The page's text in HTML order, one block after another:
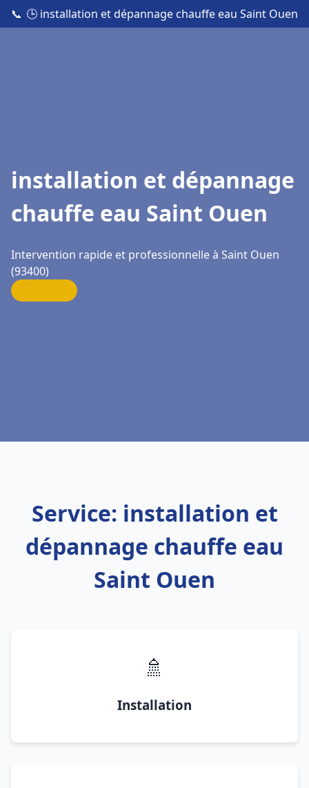
📞 🕒 installation et dépannage chauffe eau Saint Ouen
installation et dépannage
chauffe eau Saint Ouen
Intervention rapide et professionnelle à Saint Ouen
(93400)
Service: installation et
dépannage chauffe eau
Saint Ouen
🚿
Installation